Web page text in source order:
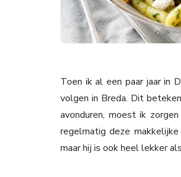
Toen ik al een paar jaar in
volgen in Breda. Dit
avonduren, moest ik
regelmatig deze
maar hij is ook heel lekker